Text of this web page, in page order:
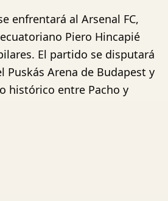
enfrentará al Arsenal FC,
Piero Hincapié
El partido se disputará
Puskás Arena de Budapest y
histórico entre Pacho y